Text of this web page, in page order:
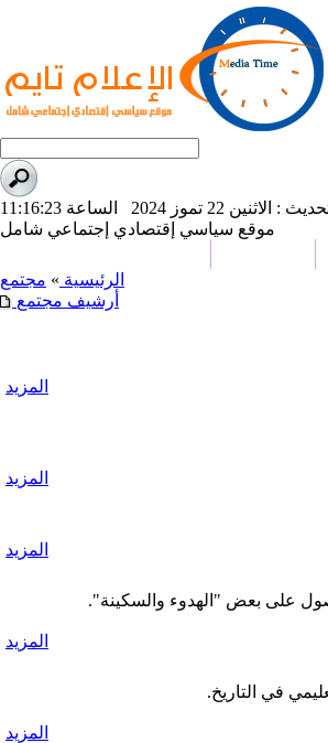
22 تموز 2024 الساعة 11:16:23
موقع سياسي إقتصادي إجتماعي شامل
الرئيسية » مجتمع
أرشيف مجتمع
المزيد
المزيد
المزيد
على بعض "الهدوء والسكينة".
المزيد
في التاريخ.
المزيد